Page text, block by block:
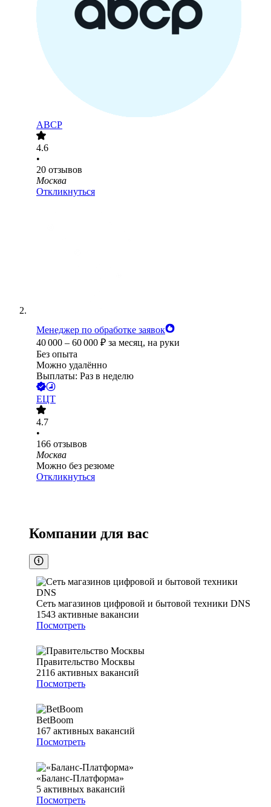
ABCP
4.6
•
20 отзывов
Москва
Откликнуться
Менеджер по обработке заявок
40 000 – 60 000 ₽ за месяц, на руки
Без опыта
Можно удалённо
Выплаты: Раз в неделю
ЕЦТ
4.7
•
166 отзывов
Москва
Можно без резюме
Откликнуться
Компании для вас
Сеть магазинов цифровой и бытовой техники DNS
1543 активные вакансии
Посмотреть
Правительство Москвы
2116 активных вакансий
Посмотреть
BetBoom
167 активных вакансий
Посмотреть
«Баланс-Платформа»
5 активных вакансий
Посмотреть